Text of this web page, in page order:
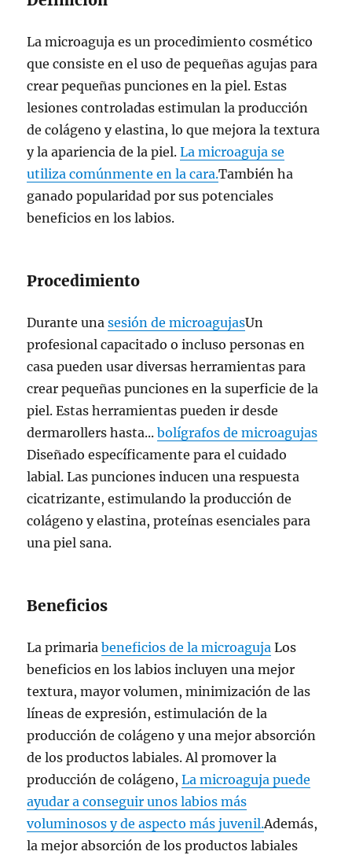
La microaguja es un procedimiento cosmético
que consiste en el uso de pequeñas agujas para
crear pequeñas punciones en la piel. Estas
lesiones controladas estimulan la producción
de colágeno y elastina, lo que mejora la textura
y la apariencia de la piel.La microaguja se
utiliza comúnmente en la cara.También ha
ganado popularidad por sus potenciales
beneficios en los labios.
Procedimiento
Durante unasesión de microagujasUn
profesional capacitado o incluso personas en
casa pueden usar diversas herramientas para
crear pequeñas punciones en la superficie de la
piel. Estas herramientas pueden ir desde
dermarollers hasta...bolígrafos de microagujas
Diseñado específicamente para el cuidado
labial. Las punciones inducen una respuesta
cicatrizante, estimulando la producción de
colágeno y elastina, proteínas esenciales para
una piel sana.
Beneficios
La primariabeneficios de la microaguja Los
beneficios en los labios incluyen una mejor
textura, mayor volumen, minimización de las
líneas de expresión, estimulación de la
producción de colágeno y una mejor absorción
de los productos labiales. Al promover la
producción de colágeno,La microaguja puede
ayudar a conseguir unos labios más
voluminosos y de aspecto más juvenil.Además,
la mejor absorción de los productos labiales